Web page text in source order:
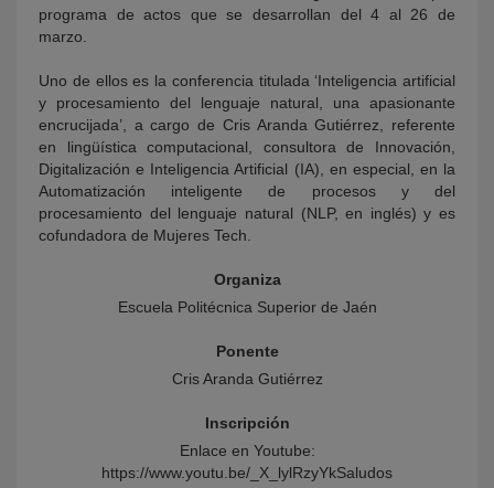
programa de actos que se desarrollan del 4 al 26 de
marzo.
Uno de ellos es la conferencia titulada ‘Inteligencia artificial
y procesamiento del lenguaje natural, una apasionante
encrucijada’, a cargo de Cris Aranda Gutiérrez, referente
en lingüística computacional, consultora de Innovación,
Digitalización e Inteligencia Artificial (IA), en especial, en la
Automatización inteligente de procesos y del
procesamiento del lenguaje natural (NLP, en inglés) y es
cofundadora de Mujeres Tech.
Organiza
Escuela Politécnica Superior de Jaén
Ponente
Cris Aranda Gutiérrez
Inscripción
Enlace en Youtube:
https://www.youtu.be/_X_lylRzyYkSaludos